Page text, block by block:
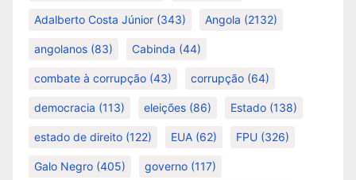
Adalberto Costa Júnior (343) Angola (2132)
angolanos (83) Cabinda (44)
combate à corrupção (43) corrupção (64)
democracia (113) eleições (86) Estado (138)
estado de direito (122) EUA (62) FPU (326)
Galo Negro (405) governo (117)